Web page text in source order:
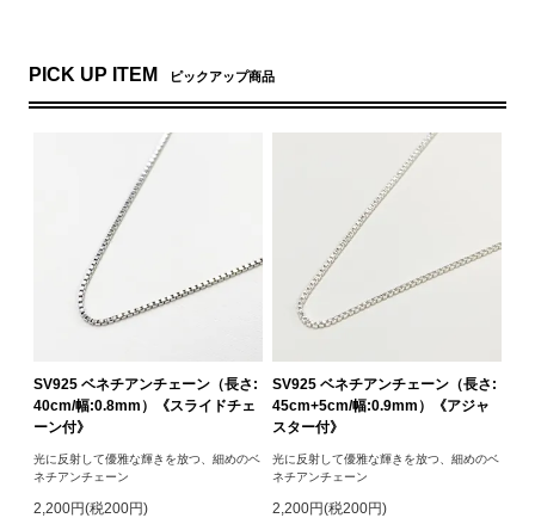
PICK UP ITEM ピックアップ商品
SV925 ベネチアンチェーン（長さ:
40cm/幅:0.8mm）《スライドチェ
ーン付》
光に反射して優雅な輝きを放つ、細めのベ
ネチアンチェーン
2,200円(税200円)
SV925 ベネチアンチェーン（長さ:
45cm+5cm/幅:0.9mm）《アジャ
スター付》
光に反射して優雅な輝きを放つ、細めのベ
ネチアンチェーン
2,200円(税200円)